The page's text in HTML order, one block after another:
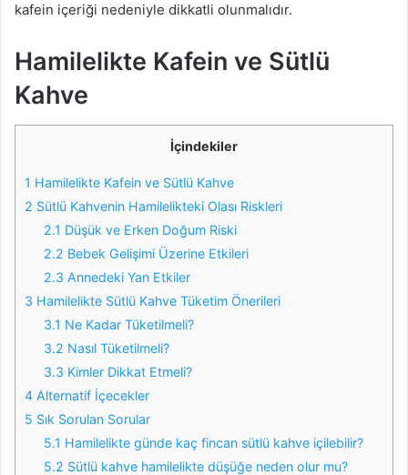
kafein içeriği nedeniyle dikkatli olunmalıdır.
Hamilelikte Kafein ve Sütlü
Kahve
İçindekiler
1 Hamilelikte Kafein ve Sütlü Kahve
2 Sütlü Kahvenin Hamilelikteki Olası Riskleri
2.1 Düşük ve Erken Doğum Riski
2.2 Bebek Gelişimi Üzerine Etkileri
2.3 Annedeki Yan Etkiler
3 Hamilelikte Sütlü Kahve Tüketim Önerileri
3.1 Ne Kadar Tüketilmeli?
3.2 Nasıl Tüketilmeli?
3.3 Kimler Dikkat Etmeli?
4 Alternatif İçecekler
5 Sık Sorulan Sorular
5.1 Hamilelikte günde kaç fincan sütlü kahve içilebilir?
5.2 Sütlü kahve hamilelikte düşüğe neden olur mu?